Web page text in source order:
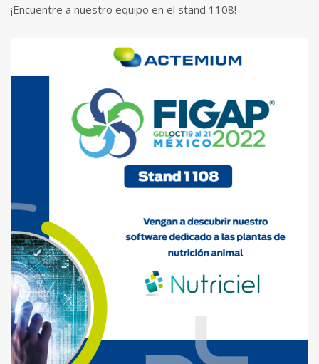
¡Encuentre a nuestro equipo en el stand 1108!